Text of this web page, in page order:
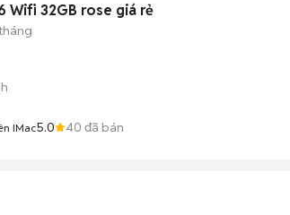
Wifi 32GB rose giá rẻ
IMac5.0 40 đã bán